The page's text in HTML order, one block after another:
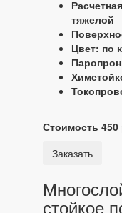
тяжелой
Цвет: по
Стоимость
Заказать
стойкое